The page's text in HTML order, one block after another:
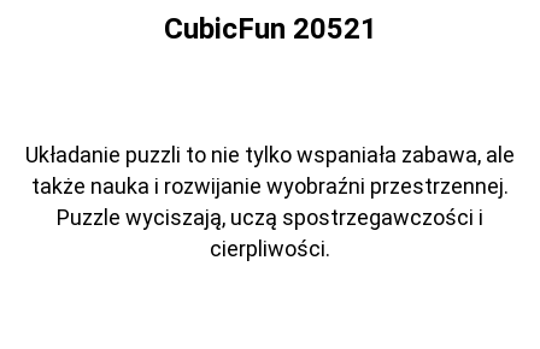
CubicFun 20521
Układanie puzzli to nie tylko wspaniała zabawa, ale
także nauka i rozwijanie wyobraźni przestrzennej.
Puzzle wyciszają, uczą spostrzegawczości i
cierpliwości.